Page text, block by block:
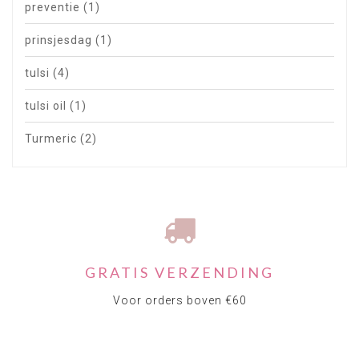
preventie (1)
prinsjesdag (1)
tulsi (4)
tulsi oil (1)
Turmeric (2)
GRATIS VERZENDING
Voor orders boven €60